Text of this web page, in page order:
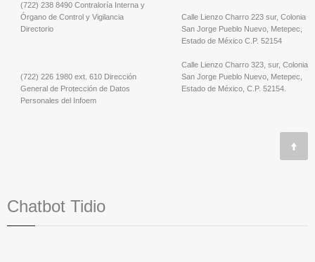
(722) 238 8490 Contraloría Interna y
Órgano de Control y Vigilancia
Directorio
(722) 226 1980 ext. 610 Dirección
General de Protección de Datos
Personales del Infoem
Calle Lienzo Charro 223 sur, Colonia
San Jorge Pueblo Nuevo, Metepec,
Estado de México C.P. 52154
Calle Lienzo Charro 323, sur, Colonia
San Jorge Pueblo Nuevo, Metepec,
Estado de México, C.P. 52154.
Chatbot Tidio